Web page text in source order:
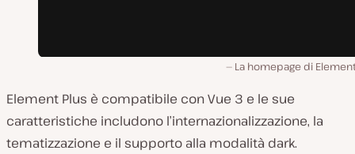
La homepage di
Element Plus è compatibile con Vue 3 e le sue
caratteristiche includono l’internazionalizzazione, la
tematizzazione e il supporto alla modalità dark.